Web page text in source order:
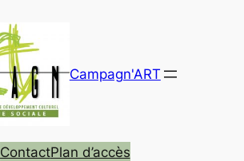
Campagn'ART
ContactPlan d’accès